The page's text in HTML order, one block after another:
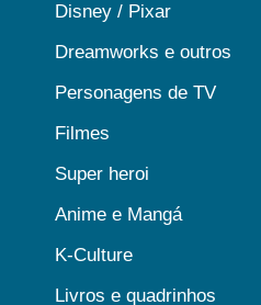
Disney / Pixar
Dreamworks e outros
Personagens de TV
Filmes
Super heroi
Anime e Mangá
K-Culture
Livros e quadrinhos